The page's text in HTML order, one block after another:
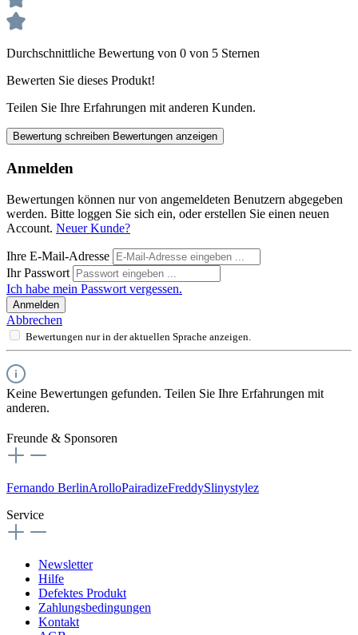
Durchschnittliche Bewertung von 0 von 5 Sternen
Bewerten Sie dieses Produkt!
Teilen Sie Ihre Erfahrungen mit anderen Kunden.
Bewertung schreiben Bewertungen anzeigen
Anmelden
Bewertungen können nur von angemeldeten Benutzern abgegeben
werden. Bitte loggen Sie sich ein, oder erstellen Sie einen neuen
Account. Neuer Kunde?
Ihre E-Mail-Adresse
Ihr Passwort
Ich habe mein Passwort vergessen.
Anmelden
Abbrechen
Bewertungen nur in der aktuellen Sprache anzeigen.
Keine Bewertungen gefunden. Teilen Sie Ihre Erfahrungen mit
anderen.
Freunde & Sponsoren
Fernando BerlinArolloPairadizeFreddySlinystylez
Service
Newsletter
Hilfe
Defektes Produkt
Zahlungsbedingungen
Kontakt